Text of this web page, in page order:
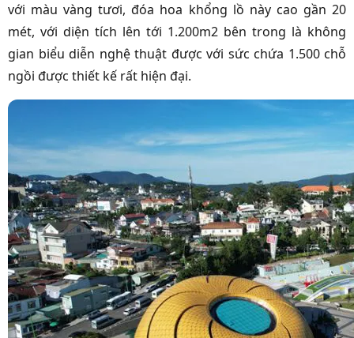
với màu vàng tươi, đóa hoa khổng lồ này cao gần 20
mét, với diện tích lên tới 1.200m2 bên trong là không
gian biểu diễn nghệ thuật được với sức chứa 1.500 chỗ
ngồi được thiết kế rất hiện đại.